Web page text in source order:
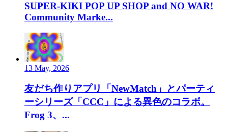
SUPER-KIKI POP UP SHOP and NO WAR!
Community Marke...
13 May, 2026
友だち作りアプリ「NewMatch」とパーティ
ーシリーズ「CCC」による異色のコラボ。
Frog 3、...